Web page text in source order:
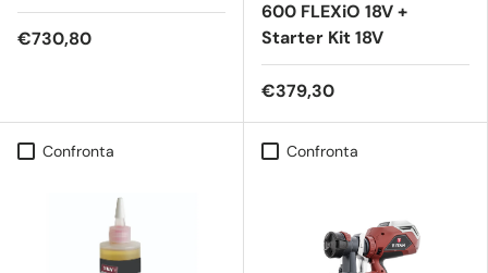
€730,80
600 FLEXiO 18V +
Starter Kit 18V
€379,30
Confronta Confronta